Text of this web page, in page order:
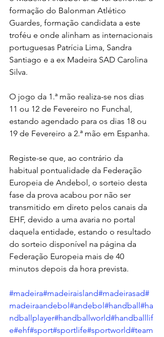
formação do Balonman Atlético
Guardes, formação candidata a este
troféu e onde alinham as internacionais
portuguesas Patrícia Lima, Sandra
Santiago e a ex Madeira SAD Carolina
Silva.
O jogo da 1.ª mão realiza-se nos dias
11 ou 12 de Fevereiro no Funchal,
estando agendado para os dias 18 ou
19 de Fevereiro a 2.ª mão em Espanha.
Registe-se que, ao contrário da
habitual pontualidade da Federação
Europeia de Andebol, o sorteio desta
fase da prova acabou por não ser
transmitido em direto pelos canais da
EHF, devido a uma avaria no portal
daquela entidade, estando o resultado
do sorteio disponível na página da
Federação Europeia mais de 40
minutos depois da hora prevista.
#madeira#madeiraisland#madeirasad#
madeiraandebol#andebol#handball#ha
ndballplayer#handballworld#handballlif
e#ehf#sport#sportlife#sportworld#team